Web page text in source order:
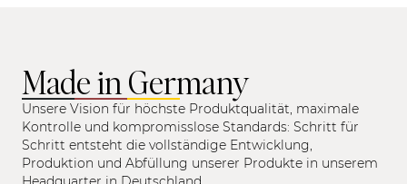
Made in Germany
Unsere Vision für höchste Produktqualität, maximale
Kontrolle und kompromisslose Standards: Schritt für
Schritt entsteht die vollständige Entwicklung,
Produktion und Abfüllung unserer Produkte in unserem